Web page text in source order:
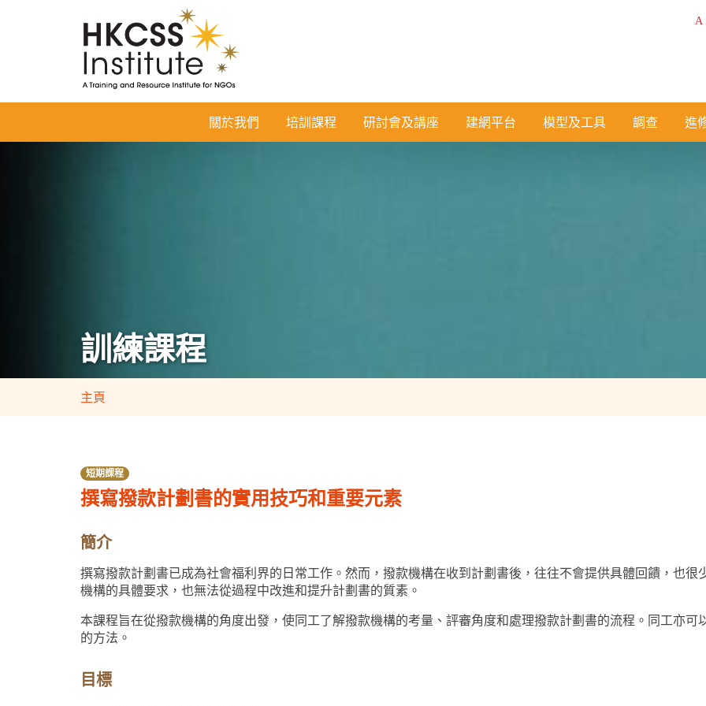
Institute
A
關於我們 培訓課程 研討會及講座 建網平台 模型及工具 調查 進
訓練課程
主頁
短期課程
撰寫撥款計劃書的實用技巧和重要元素
簡介
撰寫撥款計劃書已成為社會福利界的日常工作。然而，撥款機構在收到計劃書後，往往不會提供具體回饋，也
機構的具體要求，也無法從過程中改進和提升計劃書的質素。
本課程旨在從撥款機構的角度出發，使同工了解撥款機構的考量、評審角度和處理撥款計劃書的流程。同工亦
的方法。
目標